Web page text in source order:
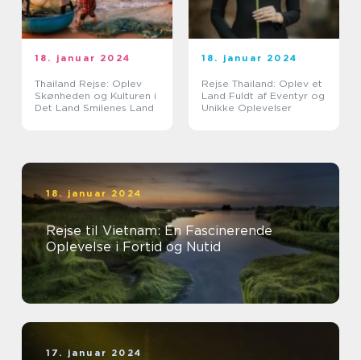
18. januar 2024
Thailand Rejse: Oplev
Skønheden og Kulturen i
Det Land Smilenes Land
18. januar 2024
Rejse Thailand: Oplev et
Land Fuldt af Eventyr og
Unikke Oplevelser
18. januar 2024
Rejse til Vietnam: En Fascinerende
Oplevelse i Fortid og Nutid
17. januar 2024